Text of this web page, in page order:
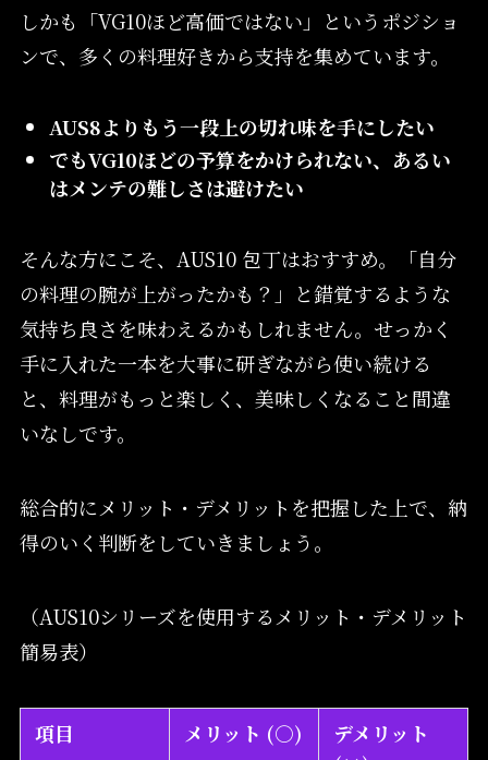
しかも「VG10ほど高価ではない」というポジショ
ンで、多くの料理好きから支持を集めています。
AUS8よりもう一段上の切れ味を手にしたい
でもVG10ほどの予算をかけられない、あるい
はメンテの難しさは避けたい
そんな方にこそ、AUS10 包丁はおすすめ。「自分
の料理の腕が上がったかも？」と錯覚するような
気持ち良さを味わえるかもしれません。せっかく
手に入れた一本を大事に研ぎながら使い続ける
と、料理がもっと楽しく、美味しくなること間違
いなしです。
総合的にメリット・デメリットを把握した上で、納
得のいく判断をしていきましょう。
（AUS10シリーズを使用するメリット・デメリット
簡易表）
項目 メリット (○)
デメリット